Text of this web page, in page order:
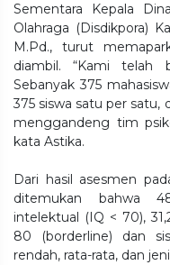
Sementara Kepala
Olahraga (Disdikpora)
M.Pd., turut
diambil. “Kami telah
Sebanyak 375
375 siswa satu per satu,
menggandeng tim
kata Astika.
Dari hasil asesmen
ditemukan bahwa
intelektual (IQ < 70),
80 (borderline) dan
rendah, rata-rata, dan